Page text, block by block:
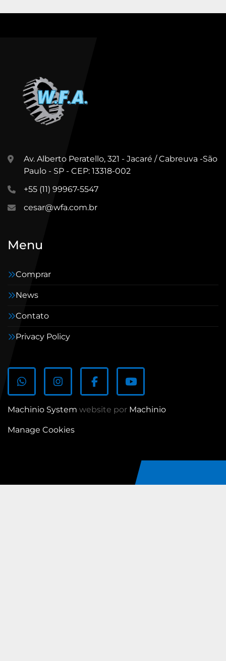
Av. Alberto Peratello, 321 - Jacaré / Cabreuva -São
Paulo - SP - CEP: 13318-002
+55 (11) 99967-5547
cesar@wfa.com.br
Menu
Comprar
News
Contato
Privacy Policy
whatsappinstagramfacebookyoutube
Machinio System website por Machinio
Manage Cookies